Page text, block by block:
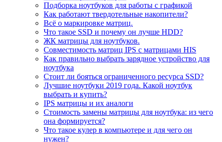
Подборка ноутбуков для работы с графикой
Как работают твердотельные накопители?
Всё о маркировке матриц.
Что такое SSD и почему он лучше HDD?
ЖК матрицы для ноутбуков.
Совместимость матриц IPS с матрицами HIS
Как правильно выбрать зарядное устройство для
ноутбука
Стоит ли бояться ограниченного ресурса SSD?
Лучшие ноутбуки 2019 года. Какой ноутбук
выбрать и купить?
IPS матрицы и их аналоги
Стоимость замены матрицы для ноутбука: из чего
она формируется?
Что такое кулер в компьютере и для чего он
нужен?